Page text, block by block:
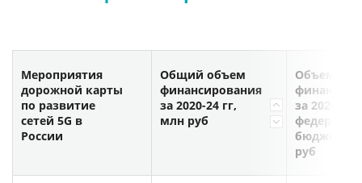
Мероприятия
дорожной карты
по развитие
сетей 5G в
России
Общий объем
финансирования
за 2020-24 гг,
млн руб
Объем
за 2020-24
бюджета,
руб